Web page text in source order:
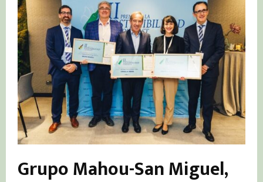
Grupo Mahou-San Miguel,